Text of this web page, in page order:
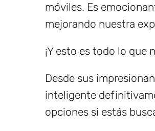
móviles. Es
mejorando nuestra
¡Y esto es todo lo que
Desde sus
inteligente
opciones si estás